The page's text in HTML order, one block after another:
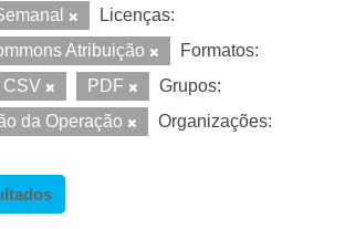
Licenças:
Atribuição
Formatos:
CSV PDF
Grupos:
da Operação
Organizações: